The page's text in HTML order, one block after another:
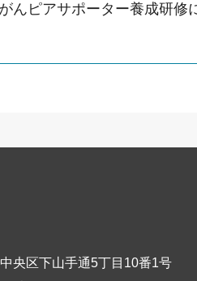
んピアサポーター養成研修
央区下山手通5丁目10番1号